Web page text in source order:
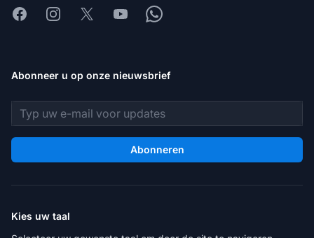
FacebookInstagram
X YoutubeWhatsapp
Abonneer u op onze nieuwsbrief
E-mailadres
Abonneren
Kies uw taal